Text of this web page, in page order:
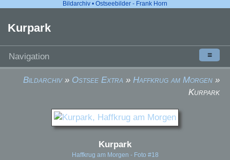
Bildarchiv • Ostseebilder - Frank Horn
Kurpark
Navigation ≡
Bildarchiv» Ostsee Extra » Haffkrug am Morgen »
Kurpark
Kurpark
Haffkrug am Morgen - Foto #18